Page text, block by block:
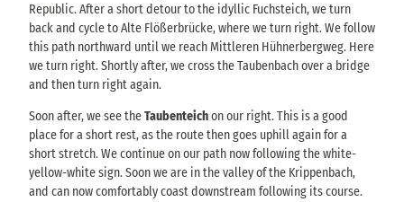
Republic. After a short detour to the idyllic Fuchsteich, we turn
back and cycle to Alte Flößerbrücke, where we turn right. We follow
this path northward until we reach Mittleren Hühnerbergweg. Here
we turn right. Shortly after, we cross the Taubenbach over a bridge
and then turn right again.
Soon after, we see theTaubenteichon our right. This is a good
place for a short rest, as the route then goes uphill again for a
short stretch. We continue on our path now following the white-
yellow-white sign. Soon we are in the valley of the Krippenbach,
and can now comfortably coast downstream following its course.